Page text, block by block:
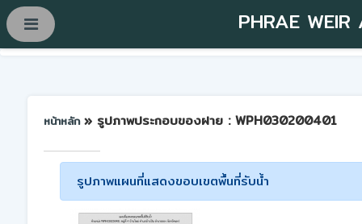
PHRAE WEIR
หน้าหลัก » รูปภาพประกอบของฝาย : WPH030200401
รูปภาพแผนที่แสดงขอบเขตพื้นที่รับน้ำ